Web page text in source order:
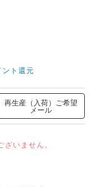
ント還元
再生産（入荷）ご希望
メール
いません。